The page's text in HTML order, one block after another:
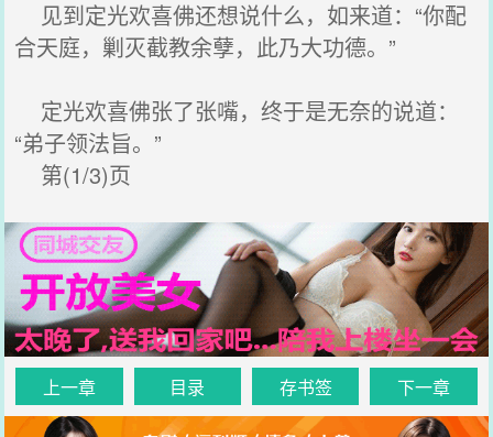
见到定光欢喜佛还想说什么，如来道：“你配
合天庭，剿灭截教余孽，此乃大功德。”
定光欢喜佛张了张嘴，终于是无奈的说道：
“弟子领法旨。”
第(1/3)页
上一章 目录 存书签 下一章